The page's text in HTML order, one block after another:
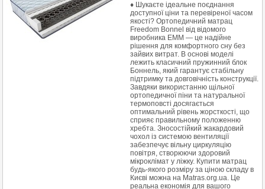
♦ Шукаєте ідеальне поєднання
доступної ціни та перевіреної часом
якості? Ортопедичний матрац
Freedom Bonnel від відомого
виробника ЕММ — це надійне
рішення для комфортного сну без
зайвих витрат. В основі моделі
лежить класичний пружинний блок
Боннель, який гарантує стабільну
підтримку та довговічність конструкції.
Завдяки використанню щільної
ортопедичної піни та натуральної
термоповсті досягається
оптимальний рівень жорсткості, що
сприяє правильному положенню
хребта. Зносостійкий жакардовий
чохол із системою вентиляції
забезпечує вільну циркуляцію
повітря, створюючи здоровий
мікроклімат у ліжку. Купити матрац
будь-якого розміру за ціною складу в
Києві можна на Matras.org.ua. Це
реальна економія для вашого